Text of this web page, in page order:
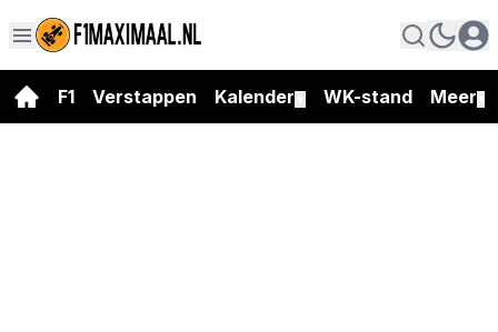
F1 Verstappen Kalender WK-stand Meer